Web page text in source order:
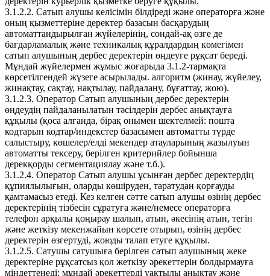
3.1.2.2. Сатып алушы келісімін білдіреді және операторға және
оның қызметтеріне деректер базасын басқарудың
автоматтандырылған жүйелерінің, сондай-ақ өзге де
бағдарламалық және техникалық құралдардың көмегімен
сатып алушының дербес деректерін өңдеуге рұқсат береді.
Мұндай жүйелермен жұмыс жоғарыда 3.1.2-тармақта
көрсетілгендей жүзеге асырылады. алгоритм (жинау, жүйелеу,
жинақтау, сақтау, нақтылау, пайдалану, бұғаттау, жою).
3.1.2.3. Оператор Сатып алушының дербес деректерін
өңдеудің пайдаланылатын тәсілдерін дербес анықтауға
құқылы (қоса алғанда, бірақ онымен шектелмей: пошта
кодтарын кодтар/индекстер базасымен автоматты түрде
салыстыру, көшелер/елді мекендер атауларының жазылуын
автоматты тексеру, берілген критерийлер бойынша
дерекқорды сегментациялау және т.б.).
3.1.2.4. Оператор Сатып алушы ұсынған дербес деректердің
құпиялылығын, оларды көшіруден, таратудан қорғауды
қамтамасыз етеді. Кез келген сәтте сатып алушы өзінің дербес
деректерінің тізбесін сұратуға және/немесе операторға
телефон арқылы қоңырау шалып, атын, әкесінің атын, тегін
және жеткізу мекенжайын көрсете отырып, өзінің дербес
деректерін өзгертуді, жоюды талап етуге құқылы.
3.1.2.5. Сатушы сатушыға берілген сатып алушының жеке
деректеріне рұқсатсыз қол жеткізу әрекеттерін болдырмауға
міндеттенеді; мұндай әрекеттерді уақтылы анықтау және